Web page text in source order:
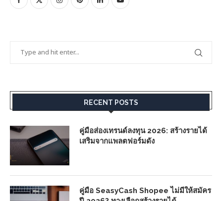
RECENT POSTS
คู่มือส่องเทรนด์ลงทุน 2026: สร้างรายได้
เสริมจากแพลตฟอร์มดัง
คู่มือ SeasyCash Shopee ไม่มีให้สมัคร